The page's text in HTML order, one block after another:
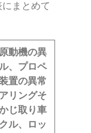
まとめて
動機の異
、プロペ
置の異常
リングそ
じ取り車
ル、ロッ